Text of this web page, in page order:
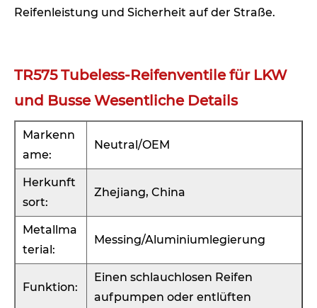
Reifenleistung und Sicherheit auf der Straße.
TR575 Tubeless-Reifenventile für LKW
und Busse Wesentliche Details
Markenn
ame:
Neutral/OEM
Herkunft
sort:
Zhejiang, China
Metallma
terial:
Messing/Aluminiumlegierung
Funktion:
Einen schlauchlosen Reifen
aufpumpen oder entlüften